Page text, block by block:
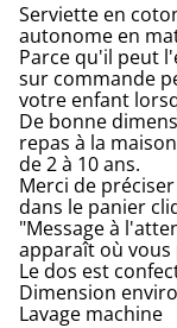
Serviette en
autonome en
Parce qu'il peut
sur commande
votre enfant
De bonne
repas à la
de 2 à 10 ans.
Merci de
dans le panier
"Message à
apparaît où
Le dos est
Dimension
Lavage machine